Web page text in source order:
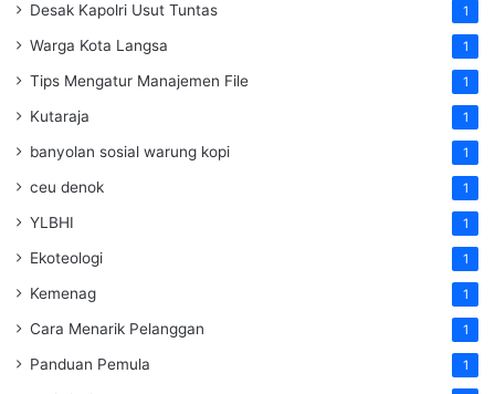
Desak Kapolri Usut Tuntas 1
Warga Kota Langsa 1
Tips Mengatur Manajemen File 1
Kutaraja 1
banyolan sosial warung kopi 1
ceu denok 1
YLBHI 1
Ekoteologi 1
Kemenag 1
Cara Menarik Pelanggan 1
Panduan Pemula 1